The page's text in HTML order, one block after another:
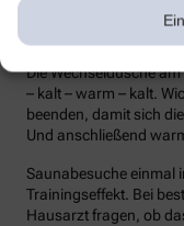
Dann sind die Arme
oben, beginnend am
von der Achsel am
Die Wechseldusche
– kalt – warm – kalt.
beenden, damit sich
Und anschließend
Saunabesuche einmal
Trainingseffekt. Bei
Hausarzt fragen, ob